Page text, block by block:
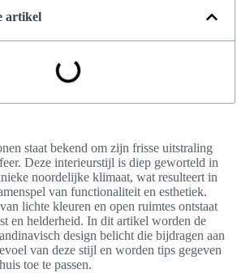
artikel
staat bekend om zijn frisse uitstraling
Deze interieurstijl is diep geworteld in
noordelijke klimaat, wat resulteert in
van functionaliteit en esthetiek.
lichte kleuren en open ruimtes ontstaat
en helderheid. In dit artikel worden de
design belicht die bijdragen aan
van deze stijl en worden tips gegeven
toe te passen.